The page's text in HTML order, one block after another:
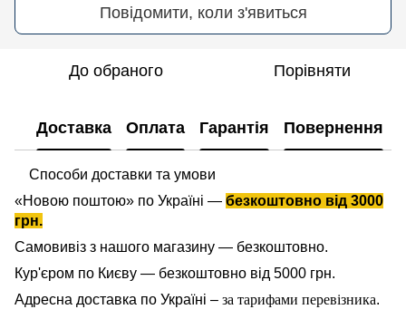
Повідомити, коли з'явиться
До обраного Порівняти
Доставка Оплата Гарантія Повернення
Способи доставки та умови
«Новою поштою» по Україні — безкоштовно від 3000
грн.
Самовивіз з нашого магазину — безкоштовно.
Кур'єром по Києву — безкоштовно від 5000 грн.
Адресна доставка по Україні – за тарифами перевізника.